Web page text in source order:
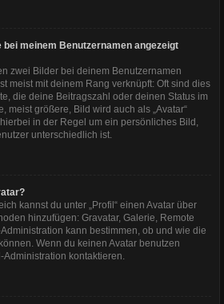
bei meinem Benutzernamen angezeigt
zwei Bilder bei deinem Benutzernamen
meist mit deinem Rang verknüpft: Oft sind dies
die deine Beitragszahl oder deinen Status im
meist größere, Bild wird auch als „Avatar“
in der Regel um ein persönliches Bild,
unterschiedlich ist.
kannst du unter „Profil“ einen Avatar über
hinzufügen: Gravatar, Galerie, Remote
kann bestimmen, ob und wie die
Wenn du keinen Avatar benutzen
kontaktieren.